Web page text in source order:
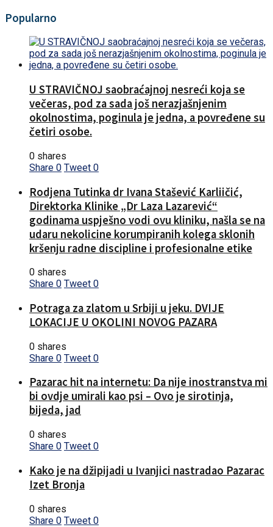
Popularno
U STRAVIČNOJ saobraćajnoj nesreći koja se
večeras, pod za sada još nerazjašnjenim
okolnostima, poginula je jedna, a povređene su
četiri osobe.
0 shares
Share 0 Tweet 0
Rodjena Tutinka dr Ivana Stašević Karliičić,
Direktorka Klinike „Dr Laza Lazarević“
godinama uspješno vodi ovu kliniku, našla se na
udaru nekolicine korumpiranih kolega sklonih
kršenju radne discipline i profesionalne etike
0 shares
Share 0 Tweet 0
Potraga za zlatom u Srbiji u jeku. DVIJE
LOKACIJE U OKOLINI NOVOG PAZARA
0 shares
Share 0 Tweet 0
Pazarac hit na internetu: Da nije inostranstva mi
bi ovdje umirali kao psi – Ovo je sirotinja,
bijeda, jad
0 shares
Share 0 Tweet 0
Kako je na džipijadi u Ivanjici nastradao Pazarac
Izet Bronja
0 shares
Share 0 Tweet 0